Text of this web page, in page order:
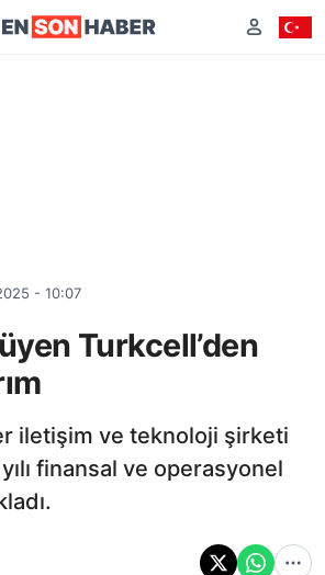
- 10:07
Turkcell’den
iletişim ve teknoloji şirketi
finansal ve operasyonel